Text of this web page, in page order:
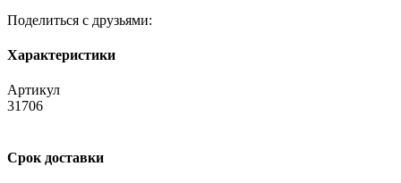
Поделиться с друзьями:
Характеристики
Артикул
31706
Срок доставки